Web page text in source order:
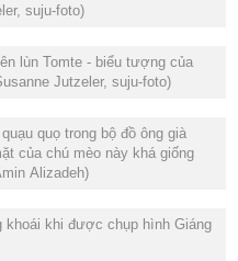
suju-foto)
lùn Tomte - biểu tượng của
Jutzeler, suju-foto)
quọ trong bộ đồ ông già
của chú mèo này khá giống
Alizadeh)
khi được chụp hình Giáng